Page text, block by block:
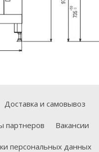
Доставка и самовывоз
партнеров Вакансии
персональных данных